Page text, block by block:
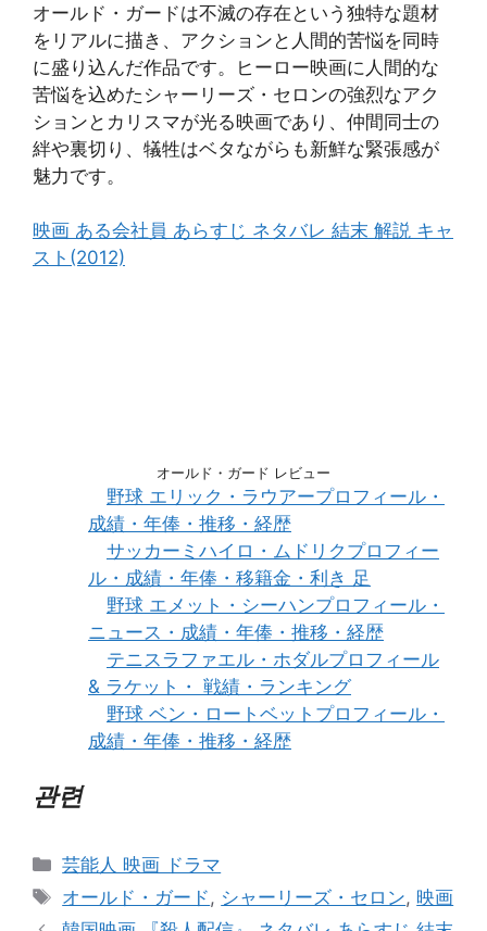
オールド・ガードは不滅の存在という独特な題材
をリアルに描き、アクションと人間的苦悩を同時
に盛り込んだ作品です。ヒーロー映画に人間的な
苦悩を込めたシャーリーズ・セロンの強烈なアク
ションとカリスマが光る映画であり、仲間同士の
絆や裏切り、犠牲はベタながらも新鮮な緊張感が
魅力です。
映画 ある会社員 あらすじ ネタバレ 結末 解説 キャ
スト(2012)
オールド・ガード レビュー
野球 エリック・ラウアープロフィール・
成績・年俸・推移・経歴
サッカーミハイロ・ムドリクプロフィー
ル・成績・年俸・移籍金・利き 足
野球 エメット・シーハンプロフィール・
ニュース・成績・年俸・推移・経歴
テニスラファエル・ホダルプロフィール
& ラケット・ 戦績・ランキング
野球 ベン・ロートベットプロフィール・
成績・年俸・推移・経歴
관련
카
테
芸能人 映画 ドラマ
태
그
オールド・ガード, シャーリーズ・セロン, 映画